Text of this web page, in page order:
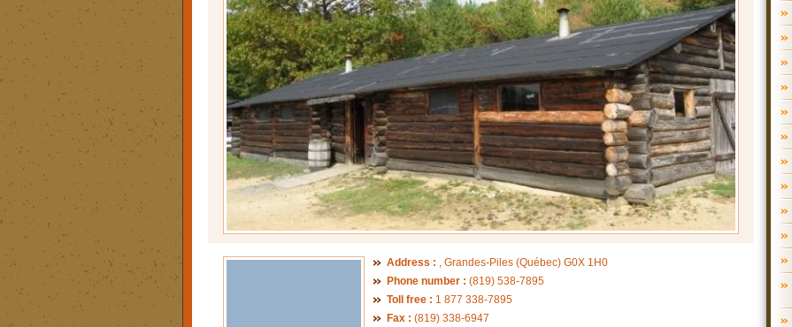
Address : , Grandes-Piles (Québec) G0X 1H0
Phone number : (819) 538-7895
Toll free : 1 877 338-7895
Fax : (819) 338-6947